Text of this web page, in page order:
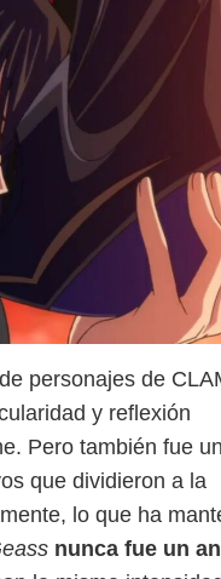
personajes de
y reflexión
Pero también fue
que dividieron a la
lo que ha
nunca fue un